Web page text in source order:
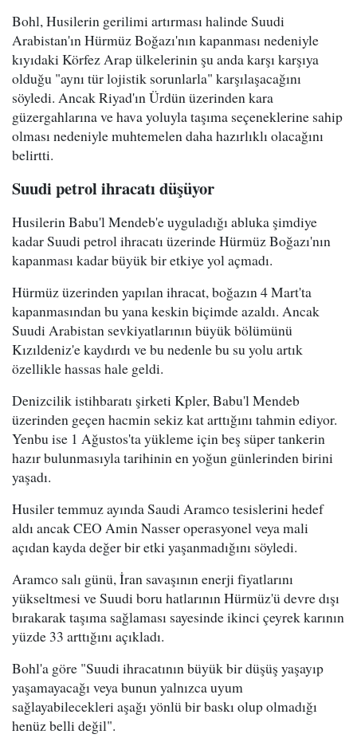
Bohl, Husilerin gerilimi artırması halinde Suudi
Arabistan'ın Hürmüz Boğazı'nın kapanması nedeniyle
kıyıdaki Körfez Arap ülkelerinin şu anda karşı karşıya
olduğu "aynı tür lojistik sorunlarla" karşılaşacağını
söyledi. Ancak Riyad'ın Ürdün üzerinden kara
güzergahlarına ve hava yoluyla taşıma seçeneklerine sahip
olması nedeniyle muhtemelen daha hazırlıklı olacağını
belirtti.
Suudi petrol ihracatı düşüyor
Husilerin Babu'l Mendeb'e uyguladığı abluka şimdiye
kadar Suudi petrol ihracatı üzerinde Hürmüz Boğazı'nın
kapanması kadar büyük bir etkiye yol açmadı.
Hürmüz üzerinden yapılan ihracat, boğazın 4 Mart'ta
kapanmasından bu yana keskin biçimde azaldı. Ancak
Suudi Arabistan sevkiyatlarının büyük bölümünü
Kızıldeniz'e kaydırdı ve bu nedenle bu su yolu artık
özellikle hassas hale geldi.
Denizcilik istihbaratı şirketi Kpler, Babu'l Mendeb
üzerinden geçen hacmin sekiz kat arttığını tahmin ediyor.
Yenbu ise 1 Ağustos'ta yükleme için beş süper tankerin
hazır bulunmasıyla tarihinin en yoğun günlerinden birini
yaşadı.
Husiler temmuz ayında Saudi Aramco tesislerini hedef
aldı ancak CEO Amin Nasser operasyonel veya mali
açıdan kayda değer bir etki yaşanmadığını söyledi.
Aramco salı günü, İran savaşının enerji fiyatlarını
yükseltmesi ve Suudi boru hatlarının Hürmüz'ü devre dışı
bırakarak taşıma sağlaması sayesinde ikinci çeyrek karının
yüzde 33 arttığını açıkladı.
Bohl'a göre "Suudi ihracatının büyük bir düşüş yaşayıp
yaşamayacağı veya bunun yalnızca uyum
sağlayabilecekleri aşağı yönlü bir baskı olup olmadığı
henüz belli değil".